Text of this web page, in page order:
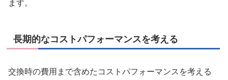
ます。
長期的なコストパフォーマンスを考える
交換時の費用まで含めたコストパフォーマンスを考える